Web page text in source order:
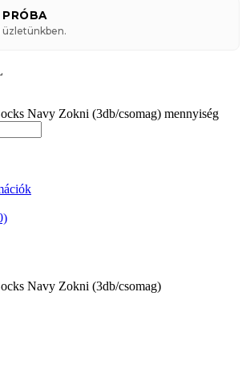
PRÓBA
Navy Zokni (3db/csomag) mennyiség
Navy Zokni (3db/csomag)